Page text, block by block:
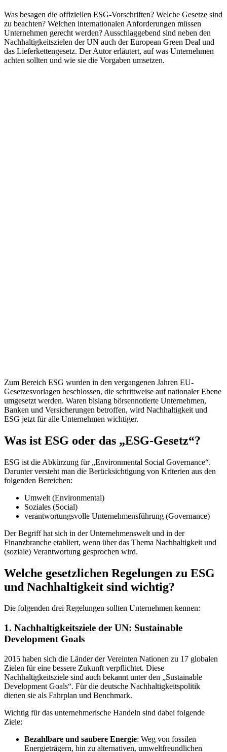
Was besagen die offiziellen ESG-Vorschriften? Welche Gesetze sind
zu beachten? Welchen internationalen Anforderungen müssen
Unternehmen gerecht werden? Ausschlaggebend sind neben den
Nachhaltigkeitszielen der UN auch der European Green Deal und
das Lieferkettengesetz. Der Autor erläutert, auf was Unternehmen
achten sollten und wie sie die Vorgaben umsetzen.
Zum Bereich ESG wurden in den vergangenen Jahren EU-
Gesetzesvorlagen beschlossen, die schrittweise auf nationaler Ebene
umgesetzt werden. Waren bislang börsennotierte Unternehmen,
Banken und Versicherungen betroffen, wird Nachhaltigkeit und
ESG jetzt für alle Unternehmen wichtiger.
Was ist ESG oder das „ESG-Gesetz“?
ESG ist die Abkürzung für „Environmental Social Governance“.
Darunter versteht man die Berücksichtigung von Kriterien aus den
folgenden Bereichen:
Umwelt (Environmental)
Soziales (Social)
verantwortungsvolle Unternehmensführung (Governance)
Der Begriff hat sich in der Unternehmenswelt und in der
Finanzbranche etabliert, wenn über das Thema Nachhaltigkeit und
(soziale) Verantwortung gesprochen wird.
Welche gesetzlichen Regelungen zu ESG
und Nachhaltigkeit sind wichtig?
Die folgenden drei Regelungen sollten Unternehmen kennen:
1. Nachhaltigkeitsziele der UN: Sustainable
Development Goals
2015 haben sich die Länder der Vereinten Nationen zu 17 globalen
Zielen für eine bessere Zukunft verpflichtet. Diese
Nachhaltigkeitsziele sind auch bekannt unter den „Sustainable
Development Goals“. Für die deutsche Nachhaltigkeitspolitik
dienen sie als Fahrplan und Benchmark.
Wichtig für das unternehmerische Handeln sind dabei folgende
Ziele:
Bezahlbare und saubere Energie: Weg von fossilen
Energieträgern, hin zu alternativen, umweltfreundlichen